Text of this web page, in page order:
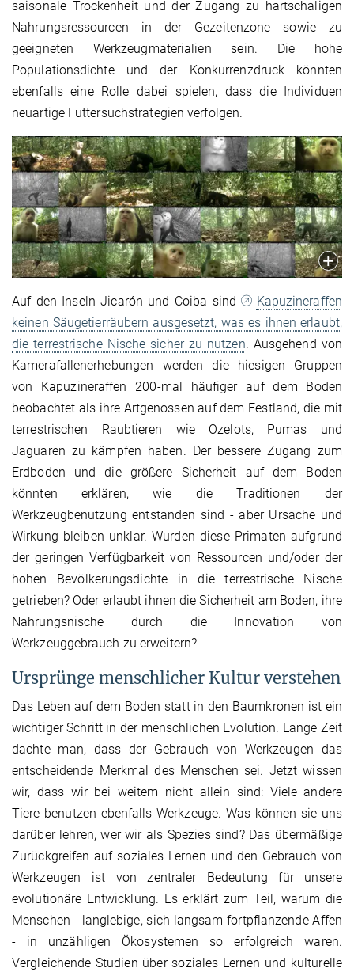
saisonale Trockenheit und der Zugang zu hartschaligen
Nahrungsressourcen in der Gezeitenzone sowie zu
geeigneten Werkzeugmaterialien sein. Die hohe
Populationsdichte und der Konkurrenzdruck könnten
ebenfalls eine Rolle dabei spielen, dass die Individuen
neuartige Futtersuchstrategien verfolgen.
Auf den Inseln Jicarón und Coiba sind
Kapuzineraffen
keinen Säugetierräubern ausgesetzt, was es ihnen erlaubt,
die terrestrische Nische sicher zu nutzen. Ausgehend von
Kamerafallenerhebungen werden die hiesigen Gruppen
von Kapuzineraffen 200-mal häufiger auf dem Boden
beobachtet als ihre Artgenossen auf dem Festland, die mit
terrestrischen Raubtieren wie Ozelots, Pumas und
Jaguaren zu kämpfen haben. Der bessere Zugang zum
Erdboden und die größere Sicherheit auf dem Boden
könnten erklären, wie die Traditionen der
Werkzeugbenutzung entstanden sind - aber Ursache und
Wirkung bleiben unklar. Wurden diese Primaten aufgrund
der geringen Verfügbarkeit von Ressourcen und/oder der
hohen Bevölkerungsdichte in die terrestrische Nische
getrieben? Oder erlaubt ihnen die Sicherheit am Boden, ihre
Nahrungsnische durch die Innovation von
Werkzeuggebrauch zu erweitern?
Ursprünge menschlicher Kultur verstehen
Das Leben auf dem Boden statt in den Baumkronen ist ein
wichtiger Schritt in der menschlichen Evolution. Lange Zeit
dachte man, dass der Gebrauch von Werkzeugen das
entscheidende Merkmal des Menschen sei. Jetzt wissen
wir, dass wir bei weitem nicht allein sind: Viele andere
Tiere benutzen ebenfalls Werkzeuge. Was können sie uns
darüber lehren, wer wir als Spezies sind? Das übermäßige
Zurückgreifen auf soziales Lernen und den Gebrauch von
Werkzeugen ist von zentraler Bedeutung für unsere
evolutionäre Entwicklung. Es erklärt zum Teil, warum die
Menschen - langlebige, sich langsam fortpflanzende Affen
- in unzähligen Ökosystemen so erfolgreich waren.
Vergleichende Studien über soziales Lernen und kulturelle